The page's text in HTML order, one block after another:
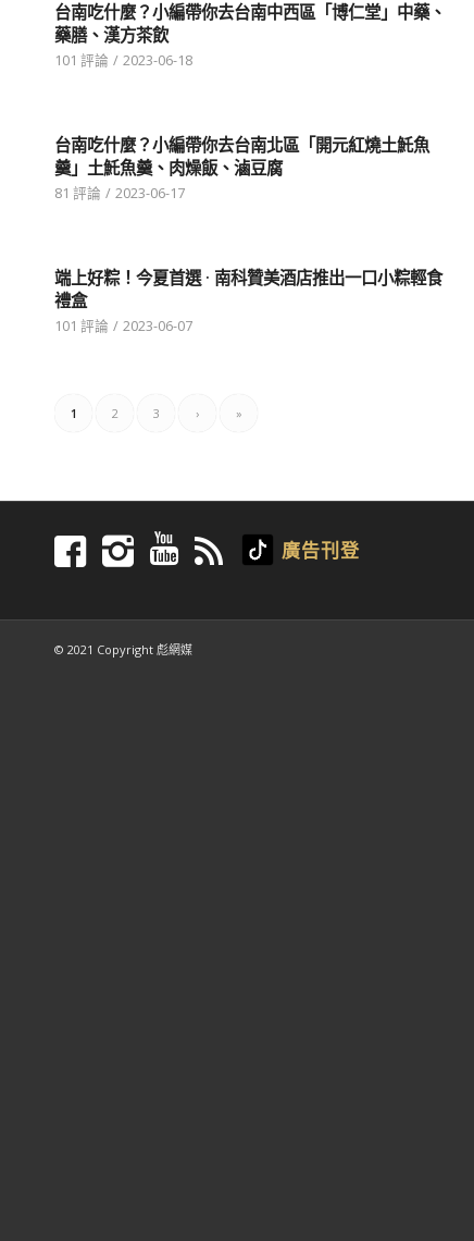
台南吃什麼？小編帶你去台南中西區「博仁堂」中藥、
藥膳、漢方茶飲
101 評論 / 2023-06-18
台南吃什麼？小編帶你去台南北區「開元紅燒土魠魚
羹」土魠魚羹、肉燥飯、滷豆腐
81 評論 / 2023-06-17
端上好粽！今夏首選 · 南科贊美酒店推出一口小粽輕食
禮盒
101 評論 / 2023-06-07
1 2 3 › »
廣告刊登
© 2021 Copyright 彪網媒